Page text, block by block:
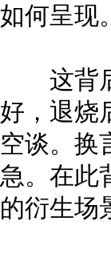
如何呈现。
这背后
好，退烧
空谈。换
急。在此
的衍生场